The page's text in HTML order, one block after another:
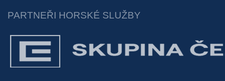
PARTNEŘI HORSKÉ SLUŽBY